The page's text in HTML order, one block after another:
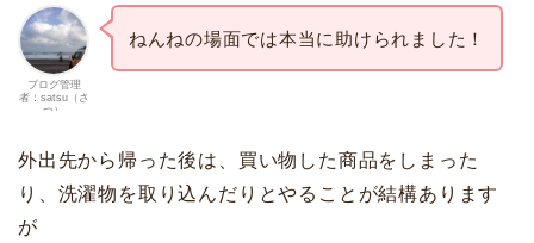
ブログ管理
者：satsu（さ
つ）
ねんねの場面では本当に助けられました！
外出先から帰った後は、買い物した商品をしまった
り、洗濯物を取り込んだりとやることが結構あります
が